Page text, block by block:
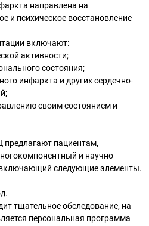
направлена на
и психическое восстановление
включают:
активности;
состояния;
инфаркта и других сердечно-
своим состоянием и
пациентам,
и научно
следующие элементы.
тщательное обследование, на
персональная программа